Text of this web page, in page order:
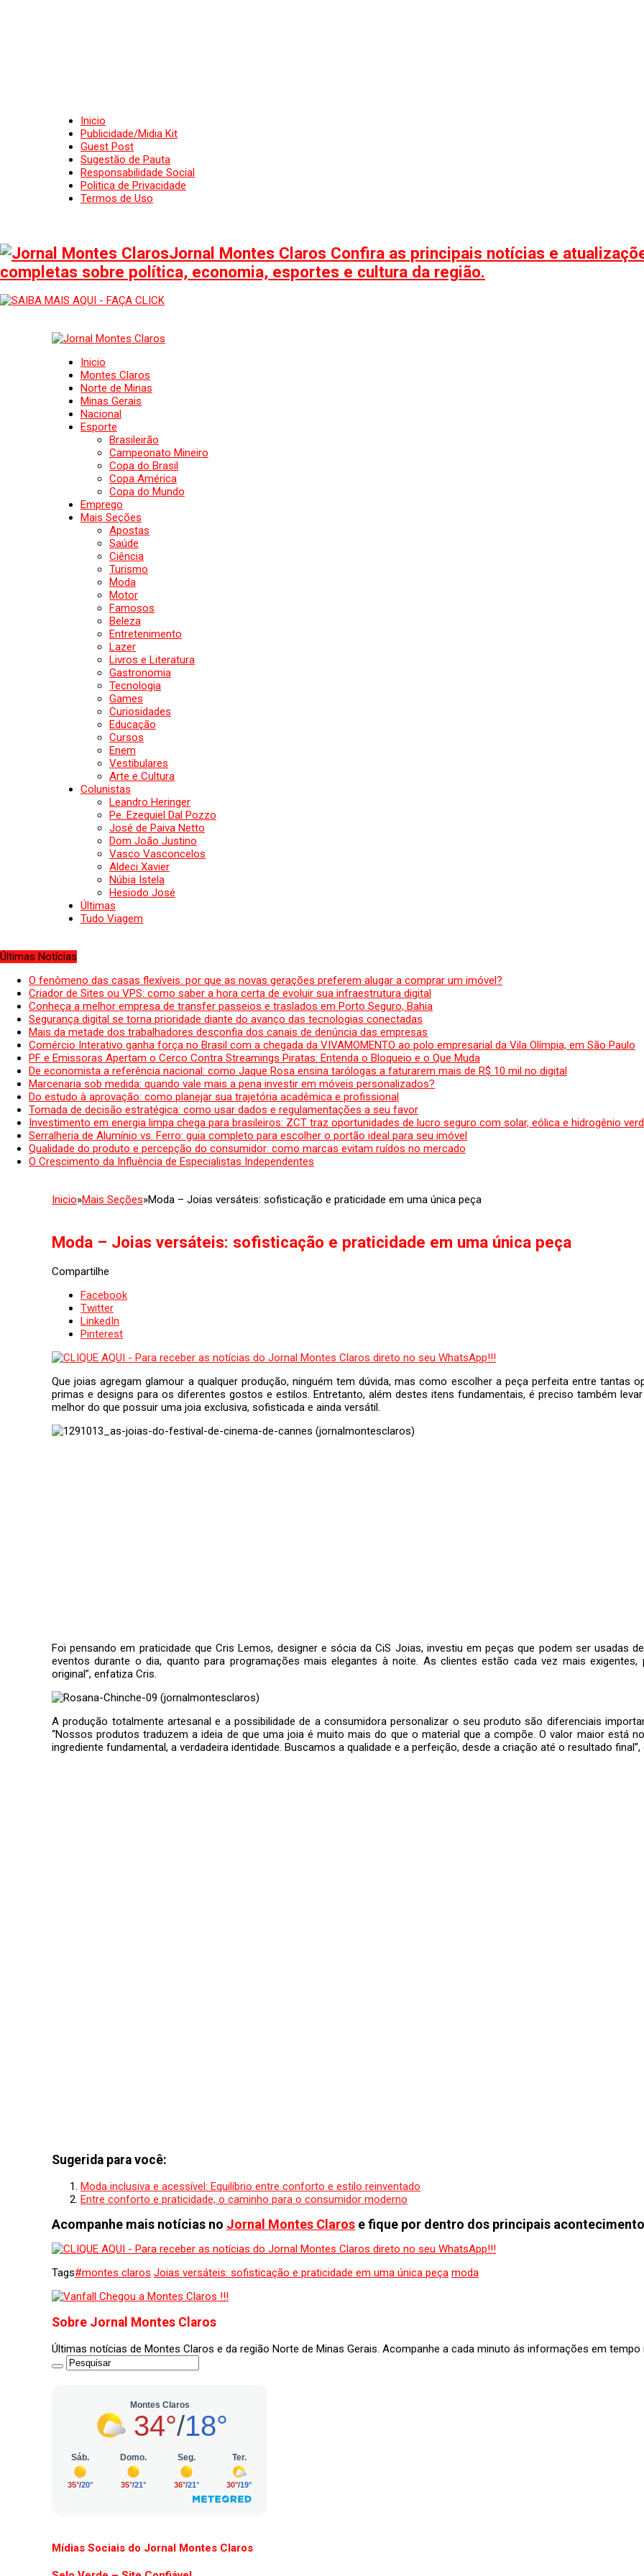
Inicio
Publicidade/Midia Kit
Guest Post
Sugestão de Pauta
Responsabilidade Social
Politica de Privacidade
Termos de Uso
Jornal Montes Claros Confira as principais notícias e
completas sobre política, economia, esportes e cultura da região.
Inicio
Montes Claros
Norte de Minas
Minas Gerais
Nacional
Esporte
Brasileirão
Campeonato Mineiro
Copa do Brasil
Copa América
Copa do Mundo
Emprego
Mais Seções
Apostas
Saúde
Ciência
Turismo
Moda
Motor
Famosos
Beleza
Entretenimento
Lazer
Livros e Literatura
Gastronomia
Tecnologia
Games
Curiosidades
Educação
Cursos
Enem
Vestibulares
Arte e Cultura
Colunistas
Leandro Heringer
Pe. Ezequiel Dal Pozzo
José de Paiva Netto
Dom João Justino
Vasco Vasconcelos
Aldeci Xavier
Núbia Istela
Hesiodo José
Últimas
Tudo Viagem
Últimas Notícias
O fenômeno das casas flexíveis: por que as novas gerações preferem alugar a comprar um imóvel?
Criador de Sites ou VPS: como saber a hora certa de evoluir sua infraestrutura digital
Conheça a melhor empresa de transfer passeios e traslados em Porto Seguro, Bahia
Segurança digital se torna prioridade diante do avanço das tecnologias conectadas
Mais da metade dos trabalhadores desconfia dos canais de denúncia das empresas
Comércio Interativo ganha força no Brasil com a chegada da VIVAMOMENTO ao polo empresarial da Vila Olímpia, em São Paulo
PF e Emissoras Apertam o Cerco Contra Streamings Piratas: Entenda o Bloqueio e o Que Muda
De economista a referência nacional: como Jaque Rosa ensina tarólogas a faturarem mais de R$ 10 mil no digital
Marcenaria sob medida: quando vale mais a pena investir em móveis personalizados?
Do estudo à aprovação: como planejar sua trajetória acadêmica e profissional
Tomada de decisão estratégica: como usar dados e regulamentações a seu favor
Investimento em energia limpa chega para brasileiros: ZCT traz oportunidades de lucro seguro com solar, eólica e hidrogênio
Serralheria de Alumínio vs. Ferro: guia completo para escolher o portão ideal para seu imóvel
Qualidade do produto e percepção do consumidor: como marcas evitam ruídos no mercado
O Crescimento da Influência de Especialistas Independentes
Inicio»Mais Seções»Moda – Joias versáteis: sofisticação e praticidade em uma única peça
Moda – Joias versáteis: sofisticação e praticidade em uma única peça
Compartilhe
Facebook
Twitter
LinkedIn
Pinterest
Que joias agregam glamour a qualquer produção, ninguém tem dúvida, mas como escolher a peça perfeita entre tantas
primas e designs para os diferentes gostos e estilos. Entretanto, além destes itens fundamentais, é preciso também
melhor do que possuir uma joia exclusiva, sofisticada e ainda versátil.
Foi pensando em praticidade que Cris Lemos, designer e sócia da CiS Joias, investiu em peças que podem ser usadas
eventos durante o dia, quanto para programações mais elegantes à noite. As clientes estão cada vez mais
original”, enfatiza Cris.
A produção totalmente artesanal e a possibilidade de a consumidora personalizar o seu produto são diferenciais
“Nossos produtos traduzem a ideia de que uma joia é muito mais do que o material que a compõe. O valor maior está
ingrediente fundamental, a verdadeira identidade. Buscamos a qualidade e a perfeição, desde a criação até o resultado
Sugerida para você:
Moda inclusiva e acessível: Equilíbrio entre conforto e estilo reinventado
Entre conforto e praticidade, o caminho para o consumidor moderno
Acompanhe mais notícias no Jornal Montes Claros e fique por dentro dos principais
Tags#montes claros Joias versáteis: sofisticação e praticidade em uma única peça moda
Sobre Jornal Montes Claros
Últimas notícias de Montes Claros e da região Norte de Minas Gerais. Acompanhe a cada minuto ás informações em
Mídias Sociais do Jornal Montes Claros